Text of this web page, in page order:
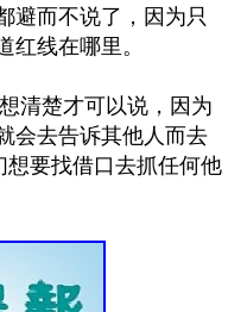
避而不说了，因为只
红线在哪里。
清楚才可以说，因为
会去告诉其他人而去
想要找借口去抓任何他